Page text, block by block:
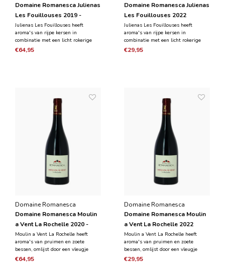
Domaine Romanesca Julienas
Les Fouillouses 2019 -
Magnum 1,5L
Julienas Les Fouillouses heeft
aroma's van rijpe kersen in
combinatie met een licht rokerige
ondertoon. In de smaak is het zwarte
fruit dominant aanwezig en wordt
€64,95
Domaine Romanesca Julienas
Les Fouillouses 2022
Julienas Les Fouillouses heeft
aroma's van rijpe kersen in
combinatie met een licht rokerige
ondertoon. In de smaak is zwarte
fruit aanwezig, gecombineerd met de
€29,95
Domaine Romanesca
Domaine Romanesca Moulin
a Vent La Rochelle 2020 -
Magnum 1,5L
Moulin a Vent La Rochelle heeft
aroma's van pruimen en zoete
bessen, omlijst door een vleugje
zoete kruiden en vanillestokjes. Het
€64,95
Domaine Romanesca
Domaine Romanesca Moulin
a Vent La Rochelle 2022
Moulin a Vent La Rochelle heeft
aroma's van pruimen en zoete
bessen, omlijst door een vleugje
zoete kruiden en vanillestokjes. Het
€29,95